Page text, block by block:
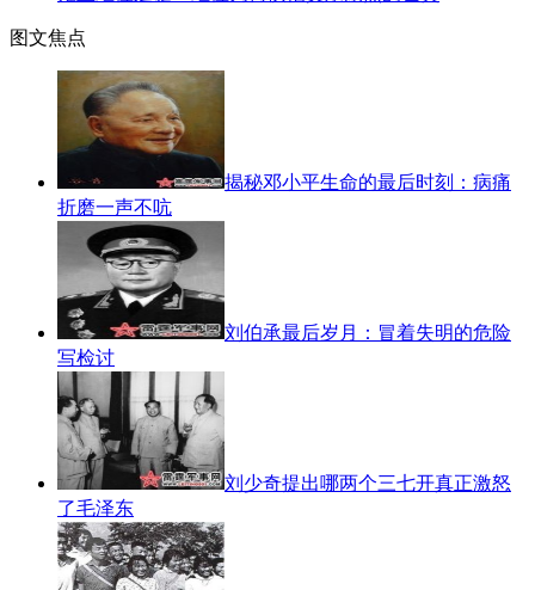
图文焦点
揭秘邓小平生命的最后时刻：病痛
折磨一声不吭
刘伯承最后岁月：冒着失明的危险
写检讨
刘少奇提出哪两个三七开真正激怒
了毛泽东